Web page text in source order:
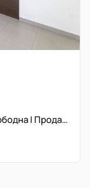
3 Спальни | Угловая планировка | Свободна | Продажа